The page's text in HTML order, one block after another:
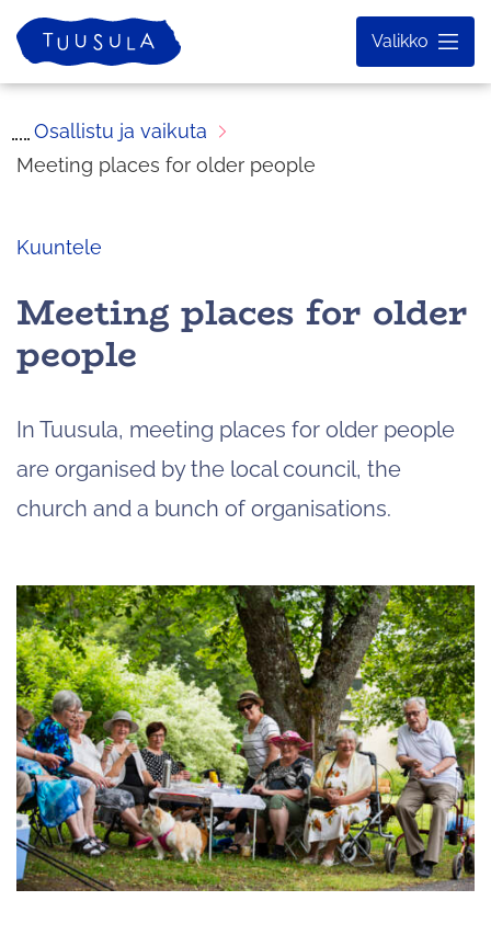
Siirry
sisältöön
Etusivu
Valikko
Osallistu ja vaikuta
Meeting places for older people
Kuuntele
Meeting places for older
people
In Tuusula, meeting places for older people
are organised by the local council, the
church and a bunch of organisations.